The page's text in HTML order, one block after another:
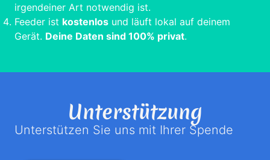
irgendeiner Art notwendig ist.
Feeder ist kostenlos und läuft lokal auf deinem
Gerät. Deine Daten sind 100% privat.
Unterstützung
Unterstützen Sie uns mit Ihrer Spende